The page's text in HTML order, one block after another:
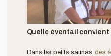
Quelle éventail convient
Dans les petits saunas , des